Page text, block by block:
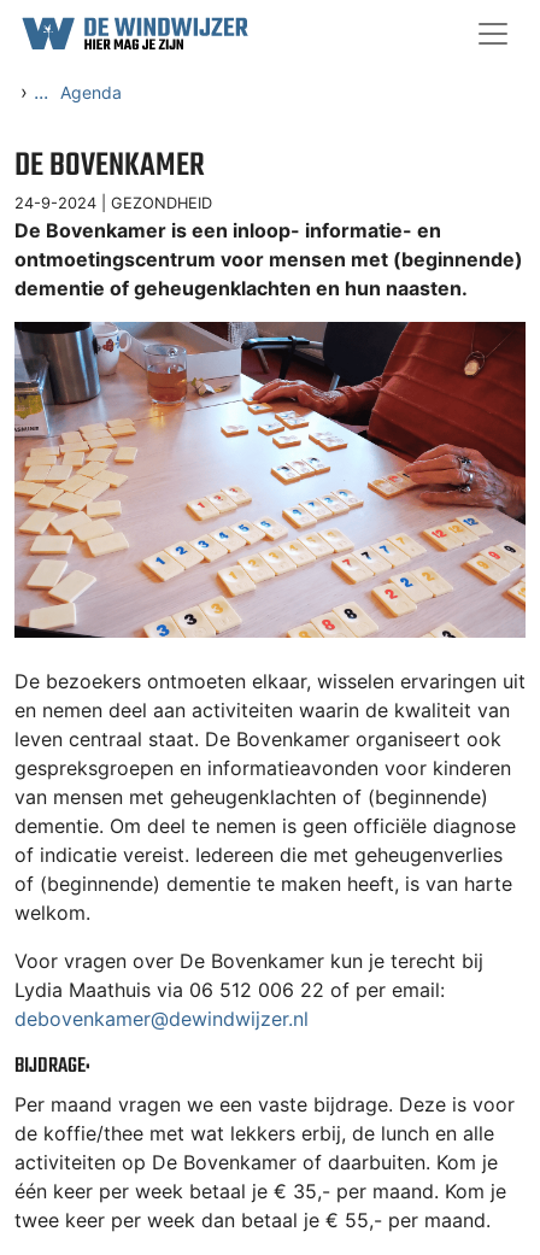
Ga naar content
› ... Agenda
DE BOVENKAMER
24-9-2024 | GEZONDHEID
De Bovenkamer is een inloop- informatie- en
ontmoetingscentrum voor mensen met (beginnende)
dementie of geheugenklachten en hun naasten.
De bezoekers ontmoeten elkaar, wisselen ervaringen uit
en nemen deel aan activiteiten waarin de kwaliteit van
leven centraal staat. De Bovenkamer organiseert ook
gespreksgroepen en informatieavonden voor kinderen
van mensen met geheugenklachten of (beginnende)
dementie. Om deel te nemen is geen officiële diagnose
of indicatie vereist. Iedereen die met geheugenverlies
of (beginnende) dementie te maken heeft, is van harte
welkom.
Voor vragen over De Bovenkamer kun je terecht bij
Lydia Maathuis via 06 512 006 22 of per email:
debovenkamer@dewindwijzer.nl
BIJDRAGE:
Per maand vragen we een vaste bijdrage. Deze is voor
de koffie/thee met wat lekkers erbij, de lunch en alle
activiteiten op De Bovenkamer of daarbuiten. Kom je
één keer per week betaal je € 35,- per maand. Kom je
twee keer per week dan betaal je € 55,- per maand.